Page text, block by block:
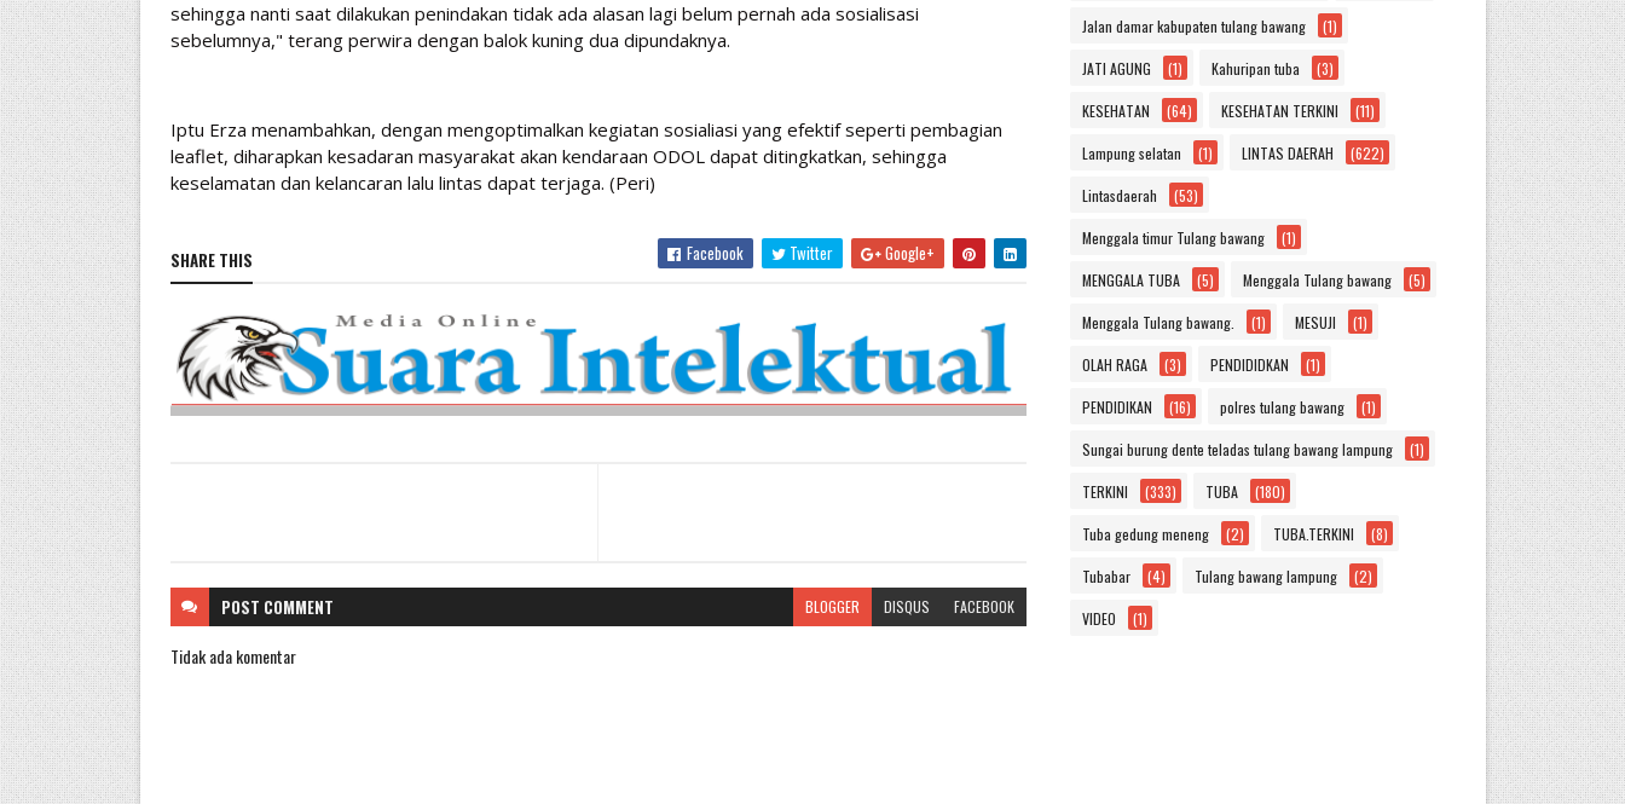
sehingga nanti saat dilakukan penindakan tidak ada alasan lagi belum pernah ada sosialisasi
sebelumnya," terang perwira dengan balok kuning dua dipundaknya.
Iptu Erza menambahkan, dengan mengoptimalkan kegiatan sosialiasi yang efektif seperti pembagian
leaflet, diharapkan kesadaran masyarakat akan kendaraan ODOL dapat ditingkatkan, sehingga
keselamatan dan kelancaran lalu lintas dapat terjaga. (Peri)
SHARE THIS Facebook Twitter Google+
POST COMMENT BLOGGER DISQUS FACEBOOK
Tidak ada komentar
Jalan damar kabupaten tulang bawang (1)
JATI AGUNG (1) Kahuripan tuba (3)
KESEHATAN (64) KESEHATAN TERKINI (11)
Lampung selatan (1) LINTAS DAERAH (622)
Lintasdaerah (53)
Menggala timur Tulang bawang (1)
MENGGALA TUBA (5) Menggala Tulang bawang (5)
Menggala Tulang bawang. (1) MESUJI (1)
OLAH RAGA (3) PENDIDIDKAN (1)
PENDIDIKAN (16) polres tulang bawang (1)
Sungai burung dente teladas tulang bawang lampung (1)
TERKINI (333) TUBA (180)
Tuba gedung meneng (2) TUBA.TERKINI (8)
Tubabar (4) Tulang bawang lampung (2)
VIDEO (1)